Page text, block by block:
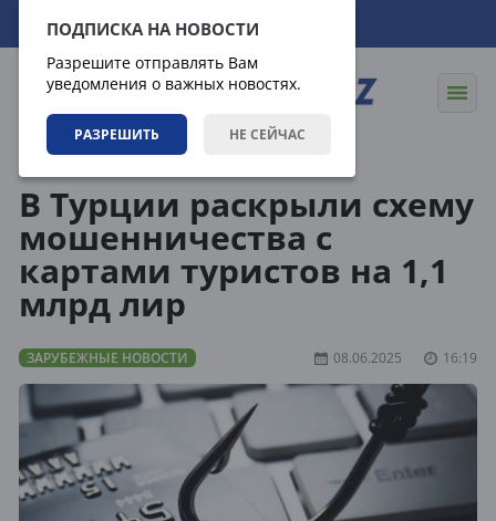
ПОДПИСКА НА НОВОСТИ
Разрешите отправлять Вам
уведомления о важных новостях.
РАЗРЕШИТЬ НЕ СЕЙЧАС
09.08.2026 09:03:32
В Турции раскрыли схему
мошенничества с
картами туристов на 1,1
млрд лир
ЗАРУБЕЖНЫЕ НОВОСТИ 08.06.2025 16:19